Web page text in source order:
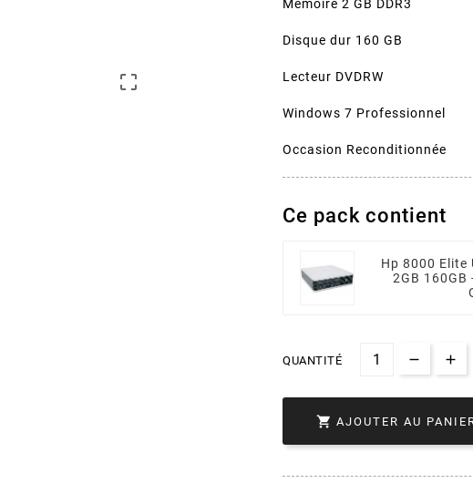

Memoire 2 GB DDR3
Disque dur 160 GB
Lecteur DVDRW
Windows 7 Professionnel
Occasion Reconditionnée
Ce pack contient
Hp 8000 Elite
2GB 160GB
QUANTITÉ
 AJOUTER AU